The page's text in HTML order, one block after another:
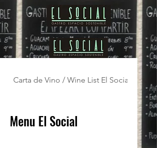
Carta de Vino / Wine List El Social
Menu El Social